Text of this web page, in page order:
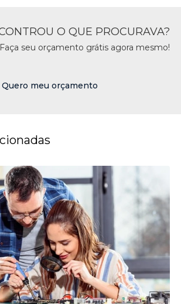
O QUE PROCURAVA?
Faça seu orçamento grátis agora mesmo!
Quero meu orçamento